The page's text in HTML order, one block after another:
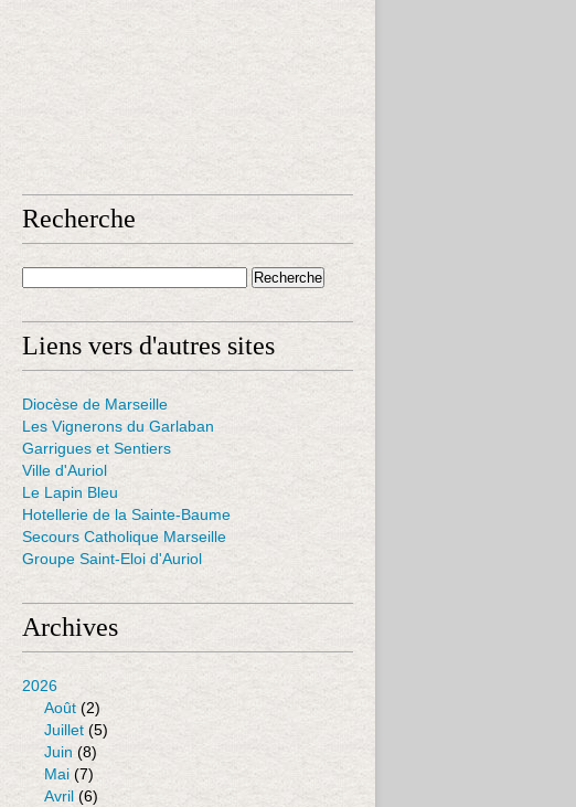
Recherche
Liens vers d'autres sites
Diocèse de Marseille
Les Vignerons du Garlaban
Garrigues et Sentiers
Ville d'Auriol
Le Lapin Bleu
Hotellerie de la Sainte-Baume
Secours Catholique Marseille
Groupe Saint-Eloi d'Auriol
Archives
2026
Août (2)
Juillet (5)
Juin (8)
Mai (7)
Avril (6)